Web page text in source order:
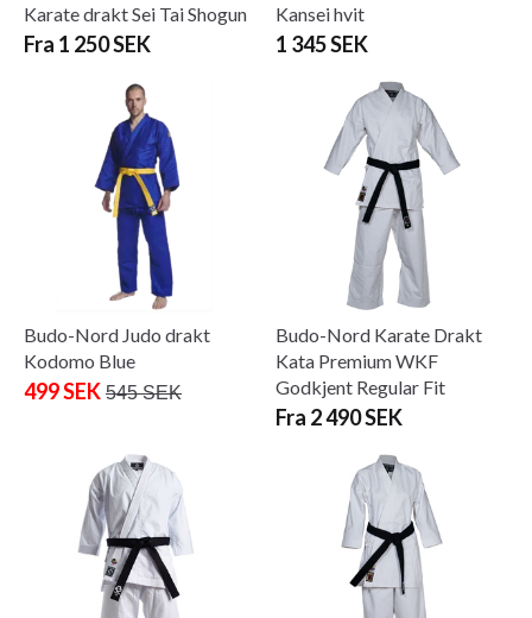
Karate drakt Sei Tai Shogun
Fra 1 250 SEK
Kansei hvit
1 345 SEK
Budo-Nord Judo drakt
Kodomo Blue
499 SEK 545 SEK
Budo-Nord Karate Drakt
Kata Premium WKF
Godkjent Regular Fit
Fra 2 490 SEK